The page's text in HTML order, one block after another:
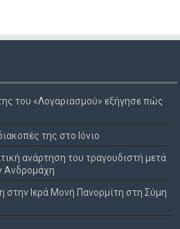
του «Λογαριασμού» εξήγησε πώς
της στο Ιόνιο
ανάρτηση του τραγουδιστή μετά
Ανδρομάχη
στην Ιερά Μονή Πανορμίτη στη Σύμη